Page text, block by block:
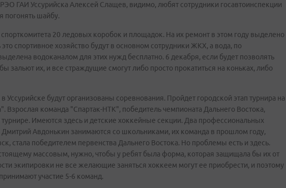
ГАИ Уссурийска Алексей Слащев, видимо, любят сотрудники госавтоинспекции
погонять шайбу.
20 ледовых коробок и площадок. На их ремонт в этом году выделено
спортивное хозяйство будут в основном сотрудники ЖКХ, а вода, по
водоканалом для этих нужд бесплатно. 6 декабря, если будет позволять
зальют их, и все страждущие смогут либо просто прокатиться на коньках, либо
Уссурийске будут организованы соревнования. Пройдет городской этап турнира на
Взрослая команда "Спартак-НТК", победитель чемпионата Дальнего Востока,
турнире. Имеются здесь и детские хоккейные секции. Два профессиональных
Дмитрий Авдонькин занимаются со школьниками, их команда в прошлом году,
стала победителем первенства Дальнего Востока. Но проблемы есть и здесь.
массовым, нужно, чтобы у ребят была форма, которая защищала бы их от
экипировки не все желающие заняться хоккеем могут ее приобрести, и поэтому
участие 5-6 команд.